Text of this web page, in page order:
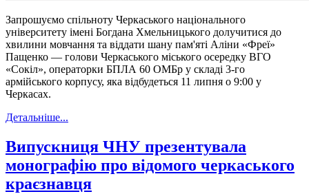
Запрошуємо спільноту Черкаського національного
університету імені Богдана Хмельницького долучитися до
хвилини мовчання та віддати шану пам'яті Аліни «Фреї»
Пащенко — голови Черкаського міського осередку ВГО
«Сокіл», операторки БПЛА 60 ОМБр у складі 3-го
армійського корпусу, яка відбудеться 11 липня о 9:00 у
Черкасах.
Детальніше...
Випускниця ЧНУ презентувала
монографію про відомого черкаського
краєзнавця